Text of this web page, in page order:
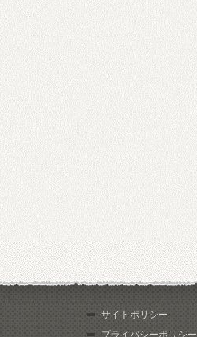
サイトポリシー
プライバシーポリシー